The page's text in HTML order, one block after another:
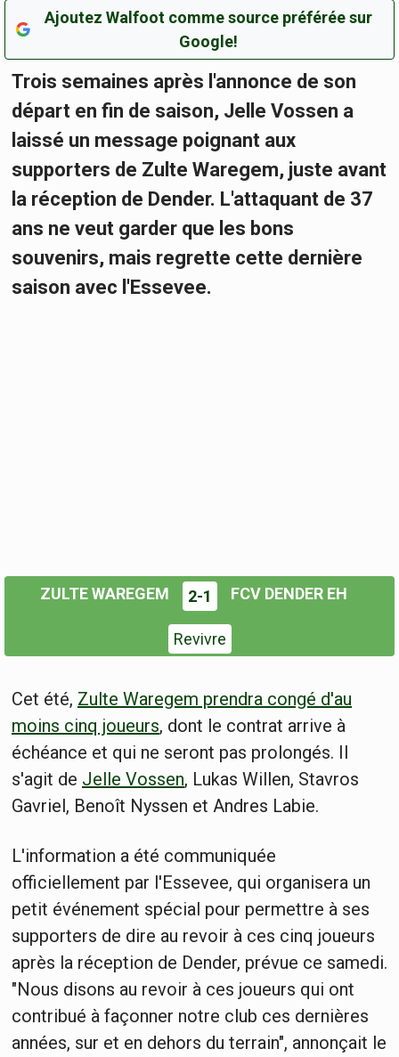
Ajoutez Walfoot comme source préférée sur
Google!
Trois semaines après l'annonce de son
départ en fin de saison, Jelle Vossen a
laissé un message poignant aux
supporters de Zulte Waregem, juste avant
la réception de Dender. L'attaquant de 37
ans ne veut garder que les bons
souvenirs, mais regrette cette dernière
saison avec l'Essevee.
ZULTE WAREGEM 2-1 FCV DENDER EH
Revivre
Cet été, Zulte Waregem prendra congé d'au
moins cinq joueurs, dont le contrat arrive à
échéance et qui ne seront pas prolongés. Il
s'agit de Jelle Vossen, Lukas Willen, Stavros
Gavriel, Benoît Nyssen et Andres Labie.
L'information a été communiquée
officiellement par l'Essevee, qui organisera un
petit événement spécial pour permettre à ses
supporters de dire au revoir à ces cinq joueurs
après la réception de Dender, prévue ce samedi.
"Nous disons au revoir à ces joueurs qui ont
contribué à façonner notre club ces dernières
années, sur et en dehors du terrain", annonçait le